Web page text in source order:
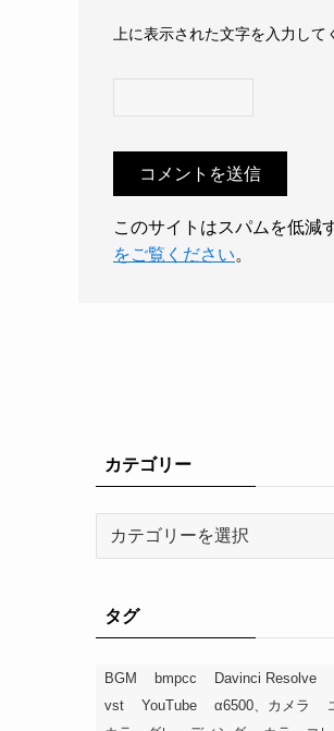
上に表示された文字を入力して
このサイトはスパムを低減
をご覧ください。
カテゴリー
タグ
BGM bmpcc Davinci Resolve
vst
YouTube α6500、カメラ